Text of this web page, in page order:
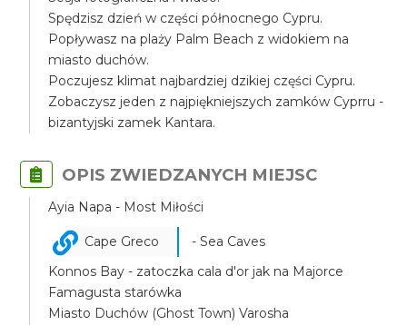
Spędzisz dzień w części północnego Cypru.
Popływasz na plaży Palm Beach z widokiem na
miasto duchów.
Poczujesz klimat najbardziej dzikiej części Cypru.
Zobaczysz jeden z najpiękniejszych zamków Cyprru -
bizantyjski zamek Kantara.
OPIS ZWIEDZANYCH MIEJSC
Ayia Napa - Most Miłości
Cape Greco
- Sea Caves
Konnos Bay - zatoczka cala d'or jak na Majorce
Famagusta starówka
Miasto Duchów (Ghost Town) Varosha